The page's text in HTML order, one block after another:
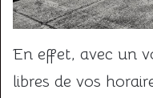
En effet, avec un
libres de vos